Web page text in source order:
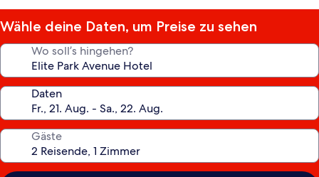
Wähle deine Daten, um Preise zu sehen
Wo soll’s hingehen?
Daten
Gäste